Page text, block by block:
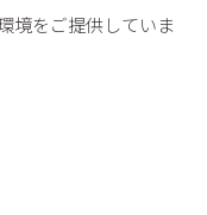
境をご提供していま